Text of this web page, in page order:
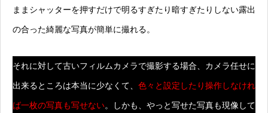
ままシャッターを押すだけで明るすぎたり暗すぎたりしない露出
の合った綺麗な写真が簡単に撮れる。
それに対して古いフィルムカメラで撮影する場合、カメラ任せに
出来るところは本当に少なくて、 色々と設定したり操作しなけれ
ば一枚の写真も写せない。しかも、やっと写せた写真も現像して